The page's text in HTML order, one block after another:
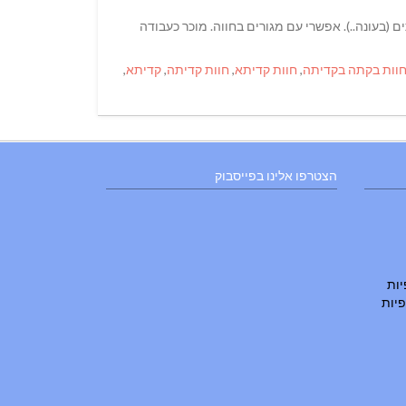
(בעונה..). אפשרי עם מגורים בחווה. מוכר כעבודה
חוות בקתה בקדיתה, חוות קדיתא, חוות קדיתה,קדיתא,
הצטרפו אלינו בפייסבוק